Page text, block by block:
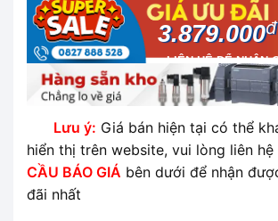
3.879.000đ
LIÊN HỆ ĐỂ NHẬN
NHẤT THỊ TRƯỜNG
Lưu ý: Giá bán hiện tại có thể
hiển thị trên website, vui lòng liên hệ
CẦU BÁO GIÁ bên dưới để nhận
đãi nhất